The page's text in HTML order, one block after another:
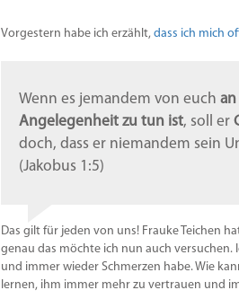
Vorgestern habe ich erzählt, dass ich mich
Wenn es jemandem von euch
Angelegenheit zu tun ist, soll er
doch, dass er niemandem sein
(Jakobus 1:5)
Das gilt für jeden von uns! Frauke Teichen
genau das möchte ich nun auch
und immer wieder Schmerzen habe. Wie
lernen, ihm immer mehr zu vertrauen und